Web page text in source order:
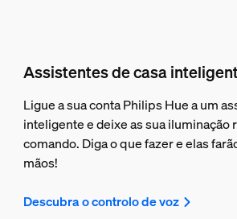
Assistentes de casa
Ligue a sua conta Philips Hue a um
inteligente e deixe as sua iluminação
comando. Diga o que fazer e elas
mãos!
Descubra o controlo de voz